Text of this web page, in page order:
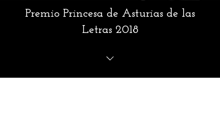
Premio Princesa de Asturias de las
Letras 2018